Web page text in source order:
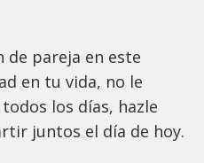
de pareja en este
en tu vida, no le
los días, hazle
juntos el día de hoy.